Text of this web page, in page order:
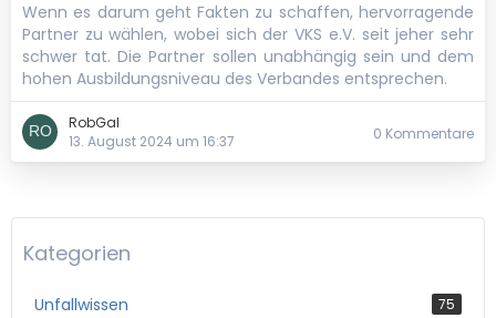
Wenn es darum geht Fakten zu schaffen, hervorragende
Partner zu wählen, wobei sich der VKS e.V. seit jeher sehr
schwer tat. Die Partner sollen unabhängig sein und dem
hohen Ausbildungsniveau des Verbandes entsprechen.
RobGal
13. August 2024 um 16:37
0 Kommentare
Kategorien
Unfallwissen 75